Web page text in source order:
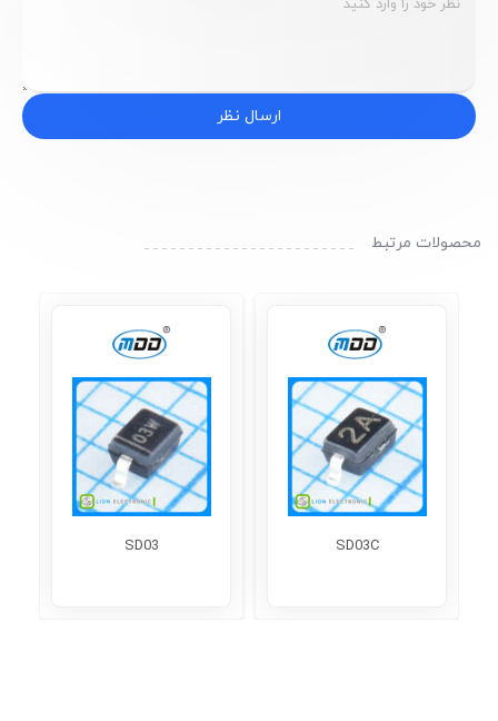
ارسال نظر
محصولات مرتبط
SD03C
SD03